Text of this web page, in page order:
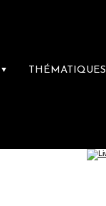
▼ THÉMATIQUES